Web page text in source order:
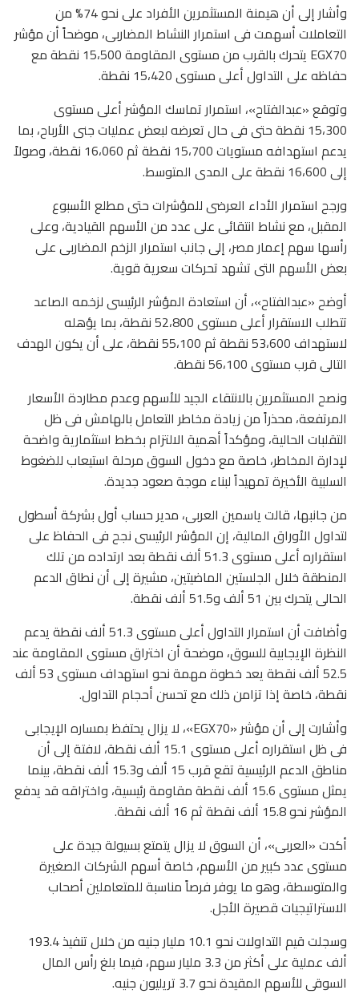
وأشار إلى أن هيمنة المستثمرين الأفراد على نحو 74% من
التعاملات أسهمت فى استمرار النشاط المضاربى، موضحاً أن مؤشر
EGX70 يتحرك بالقرب من مستوى المقاومة 15،500 نقطة مع
حفاظه على التداول أعلى مستوى 15،420 نقطة.
وتوقع «عبدالفتاح»، استمرار تماسك المؤشر أعلى مستوى
15،300 نقطة حتى فى حال تعرضه لبعض عمليات جنى الأرباح، بما
يدعم استهدافه مستويات 15،700 نقطة ثم 16،060 نقطة، وصولاً
إلى 16،600 نقطة على المدى المتوسط.
ورجح استمرار الأداء العرضى للمؤشرات حتى مطلع الأسبوع
المقبل، مع نشاط انتقائى على عدد من الأسهم القيادية، وعلى
رأسها سهم إعمار مصر، إلى جانب استمرار الزخم المضاربى على
بعض الأسهم التى تشهد تحركات سعرية قوية.
أوضح «عبدالفتاح»، أن استعادة المؤشر الرئيسى لزخمه الصاعد
تتطلب الاستقرار أعلى مستوى 52،800 نقطة، بما يؤهله
لاستهداف 53،600 نقطة ثم 55،100 نقطة، على أن يكون الهدف
التالى قرب مستوى 56،100 نقطة.
ونصح المستثمرين بالانتقاء الجيد للأسهم وعدم مطاردة الأسعار
المرتفعة، محذراً من زيادة مخاطر التعامل بالهامش فى ظل
التقلبات الحالية، ومؤكداً أهمية الالتزام بخطط استثمارية واضحة
لإدارة المخاطر، خاصة مع دخول السوق مرحلة استيعاب للضغوط
السلبية الأخيرة تمهيداً لبناء موجة صعود جديدة.
من جانبها، قالت ياسمين العربى، مدير حساب أول بشركة أسطول
لتداول الأوراق المالية، إن المؤشر الرئيسى نجح فى الحفاظ على
استقراره أعلى مستوى 51.3 ألف نقطة بعد ارتداده من تلك
المنطقة خلال الجلستين الماضيتين، مشيرة إلى أن نطاق الدعم
الحالى يتحرك بين 51 ألف و51.5 ألف نقطة.
وأضافت أن استمرار التداول أعلى مستوى 51.3 ألف نقطة يدعم
النظرة الإيجابية للسوق، موضحة أن اختراق مستوى المقاومة عند
52.5 ألف نقطة يعد خطوة مهمة نحو استهداف مستوى 53 ألف
نقطة، خاصة إذا تزامن ذلك مع تحسن أحجام التداول.
وأشارت إلى أن مؤشر «EGX70»، لا يزال يحتفظ بمساره الإيجابى
فى ظل استقراره أعلى مستوى 15.1 ألف نقطة، لافتة إلى أن
مناطق الدعم الرئيسية تقع قرب 15 ألف و15.3 ألف نقطة، بينما
يمثل مستوى 15.6 ألف نقطة مقاومة رئيسية، واختراقه قد يدفع
المؤشر نحو 15.8 ألف نقطة ثم 16 ألف نقطة.
أكدت «العربى»، أن السوق لا يزال يتمتع بسيولة جيدة على
مستوى عدد كبير من الأسهم، خاصة أسهم الشركات الصغيرة
والمتوسطة، وهو ما يوفر فرصاً مناسبة للمتعاملين أصحاب
الاستراتيجيات قصيرة الأجل.
وسجلت قيم التداولات نحو 10.1 مليار جنيه من خلال تنفيذ 193.4
ألف عملية على أكثر من 3.3 مليار سهم، فيما بلغ رأس المال
السوقى للأسهم المقيدة نحو 3.7 تريليون جنيه.